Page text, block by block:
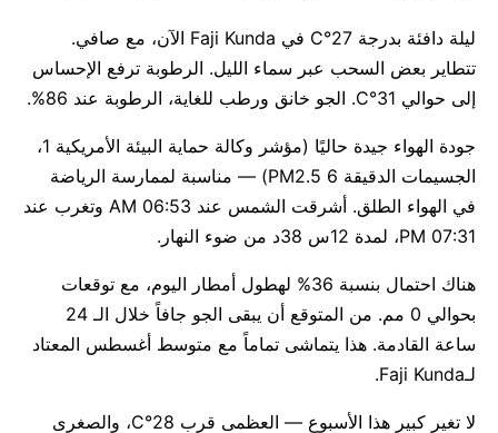
ليلة دافئة بدرجة 27°C في Faji Kunda الآن، مع صافي.
تتطاير بعض السحب عبر سماء الليل. الرطوبة ترفع الإحساس
إلى حوالي 31°C. الجو خانق ورطب للغاية، الرطوبة عند 86%.
جودة الهواء جيدة حاليًا (مؤشر وكالة حماية البيئة الأمريكية 1،
الجسيمات الدقيقة PM2.5 6) — مناسبة لممارسة الرياضة
في الهواء الطلق. أشرقت الشمس عند 06:53 AM وتغرب عند
07:31 PM، لمدة 12س 38د من ضوء النهار.
هناك احتمال بنسبة 36% لهطول أمطار اليوم، مع توقعات
بحوالي 0 مم. من المتوقع أن يبقى الجو جافاً خلال الـ 24
ساعة القادمة. هذا يتماشى تماماً مع متوسط أغسطس المعتاد
لـFaji Kunda.
لا تغير كبير هذا الأسبوع — العظمى قرب 28°C، والصغرى